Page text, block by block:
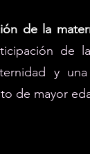
de la
de
y
de mayor